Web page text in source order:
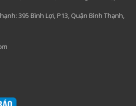
395 Bình Lợi, P13, Quận Bình Thạnh,